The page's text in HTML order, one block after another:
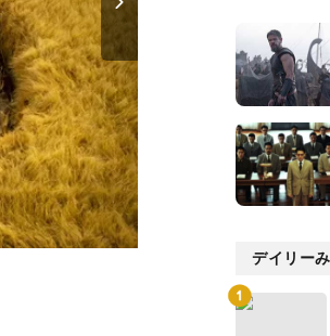
デイリー